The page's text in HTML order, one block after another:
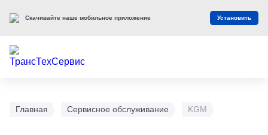
Главная Сервисное обслуживание KGM
Скачивайте наше мобильное приложение Установить